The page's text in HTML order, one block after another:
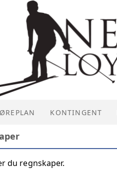
KONTINGENT
du regnskaper.